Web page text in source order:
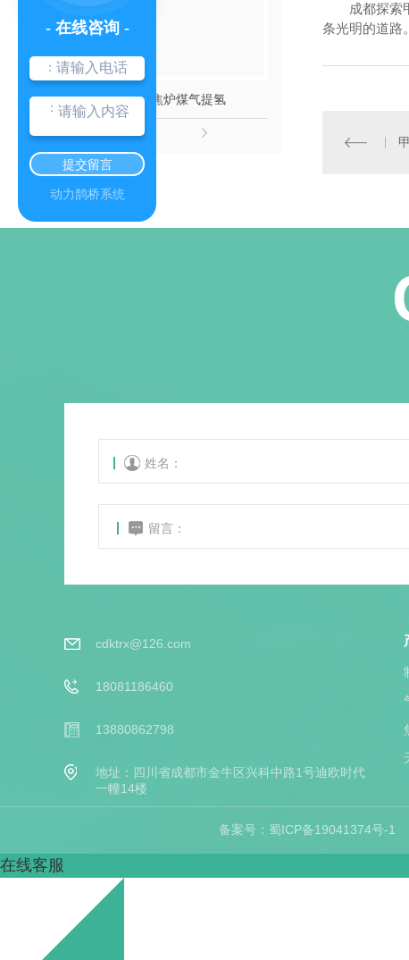
800方焦炉煤气提氢
成都探索
条光明的道路
cdktrx@126.com
18081186460
13880862798
地址：四川省成都市金牛区兴科中路1号迪欧时代
一幢14楼
备案号： 蜀ICP备19041374号-1
在线客服
- 在线咨询 -
：
：
提交留言
动力鹊桥系统